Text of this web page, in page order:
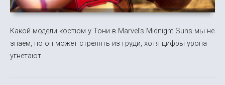
Какой модели костюм у Тони в Marvel’s Midnight Suns мы не
знаем, но он может стрелять из груди, хотя цифры урона
угнетают.